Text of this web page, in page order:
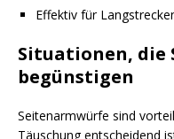
Effektiv für
Situationen, die
begünstigen
Seitenarmwürfe sind
Täuschung entscheidend